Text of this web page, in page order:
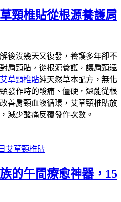
頸椎貼從根源養護肩
後沒幾天又復發，養護多年卻不
肩頸貼，從根源養護，讓肩頸遠
艾草頸椎貼純天然草本配方，無化
發作時的酸痛、僵硬，還能從根
善肩頸血液循環，艾草頸椎貼放
減少酸痛反覆發作次數。
類
艾草頸椎貼
的午間療愈神器，15